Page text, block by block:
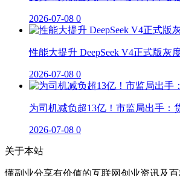
2026-07-08 0
性能大提升 DeepSeek V4正式版灰
2026-07-08 0
为司机减负超13亿！市监局出手：
2026-07-08 0
关于本站
懂副业分享有价值的互联网创业资讯及百